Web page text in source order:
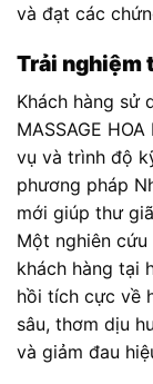
và đạt các
Trải nghiệm
Khách hàng sử
MASSAGE
vụ và trình độ
phương pháp
mới giúp thư
Một nghiên
khách hàng tại
hồi tích cực về
sâu, thơm dịu
và giảm đau